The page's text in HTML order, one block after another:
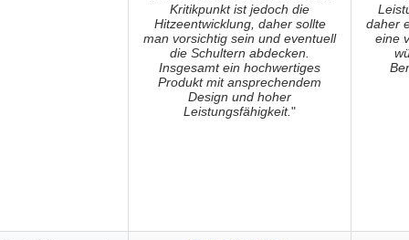
Kritikpunkt ist jedoch die
Hitzeentwicklung, daher sollte
man vorsichtig sein und eventuell
die Schultern abdecken.
Insgesamt ein hochwertiges
Produkt mit ansprechendem
Design und hoher
Leistungsfähigkeit."
daher
eine